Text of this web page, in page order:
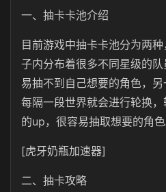
一、抽卡卡池介绍
目前游戏中抽卡卡池分为两
子内分布着很多不同星级的
易抽不到自己想要的角色，另
每隔一段世界就会进行轮换
的up，很容易抽取想要的角色
[虎牙奶瓶加速器]
二、抽卡攻略